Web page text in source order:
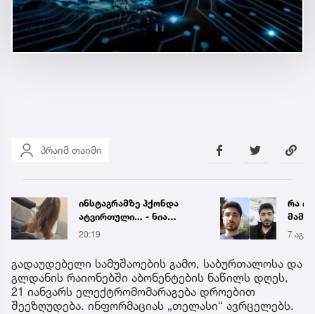
პრაიმ თაიმი
რა ისმის ნია იმნაძისა და
მამამისის ფარული
ჩანაწერიდან - გიგა
საქმე
7 აგვ 19:56
ნია
19:58
გადაუდებელი სამუშაოების გამო, საბურთალოსა და
გლდანის რაიონებში აბონენტების ნაწილს დღეს,
21 იანვარს ელექტრომომარაგება დროებით
შეეზღუდება. ინფორმაციას „თელასი“ ავრცელებს.